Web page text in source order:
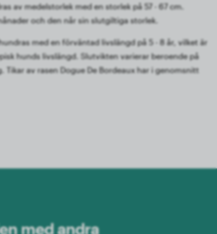
av medelstorlek med en storlek på 57 - 67 cm.
och den når sin slutgiltiga storlek.
med en förväntad livslängd på 5 - 8 år, vilket är
hunds livslängd. Slutvikten varierar beroende på
Tikar av rasen Dogue De Bordeaux har i genomsnitt
med andra